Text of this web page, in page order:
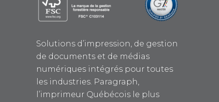
Solutions d’impression, de gestion
de documents et de médias
numériques intégrés pour toutes
les industries. Paragraph,
l’imprimeur Québécois le plus